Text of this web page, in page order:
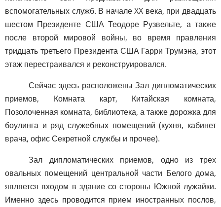
вспомогательных служб. В начале XX века, при двадцать
шестом Президенте США Теодоре Рузвельте, а также
после второй мировой войны, во время правления
тридцать третьего Президента США Гарри Трумэна, этот
этаж перестраивался и реконструировался.
Сейчас здесь расположены Зал дипломатических
приемов, Комната карт, Китайская комната,
Позолоченная комната, библиотека, а также дорожка для
боулинга и ряд служебных помещений (кухня, кабинет
врача, офис Секретной службы и прочее).
Зал дипломатических приемов, одно из трех
овальных помещений центральной части Белого дома,
является входом в здание со стороны Южной лужайки.
Именно здесь проводится прием иностранных послов,